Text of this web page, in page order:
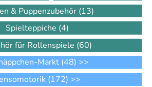
& Puppenzubehör (13)
Spielteppiche (4)
für Rollenspiele (60)
Markt (48) >>
(172) >>